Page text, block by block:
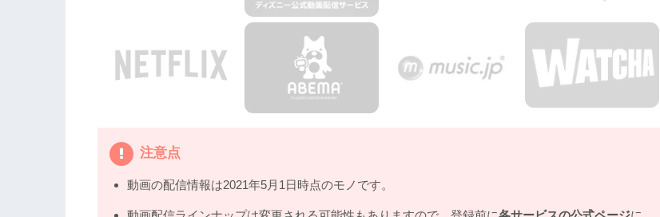
第10話（最終話）あらすじ
海外ドラマ『アップロード～デジタルなあの世へようこそ～ シーズン1』を見たい人におすす
4.1『フォーエバー～人生の意味』（2018年）
4.3『ジ・オフィス』（2000年）
注意点
動画の配信情報は2021年5月1日時点のモノです。